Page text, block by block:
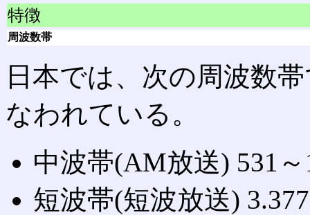
特徴
周波数帯
日本では、次の周波数
なわれている。
中波帯(AM放送) 531～
短波帯(短波放送)